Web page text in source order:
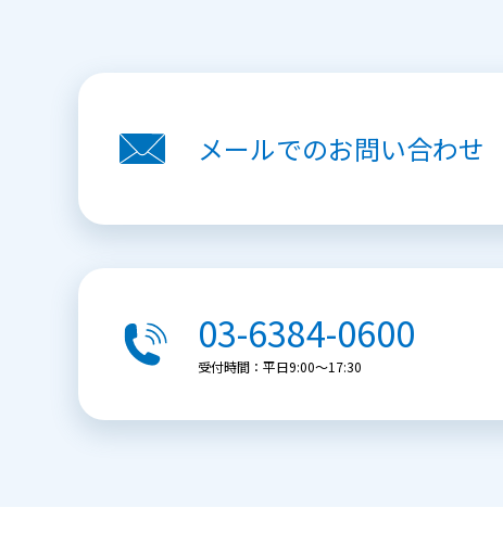
メールでのお問い合わせ
03-6384-0600
受付時間：平日9:00〜17:30